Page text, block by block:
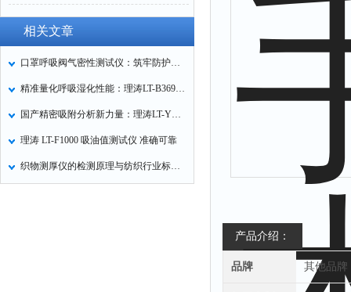
相关文章
口罩呼吸阀气密性测试仪：筑牢防护口罩的质量关卡
精准量化呼吸湿化性能：理涛LT-B369湿化器数据采集装置技术解析
国产精密吸附分析新力量：理涛LT-Y019A全自动高压吸附仪的性能与应用解析
理涛 LT-F1000 吸油值测试仪 准确可靠
织物测厚仪的检测原理与纺织行业标准化应用
产品介绍：
品牌 其他品牌